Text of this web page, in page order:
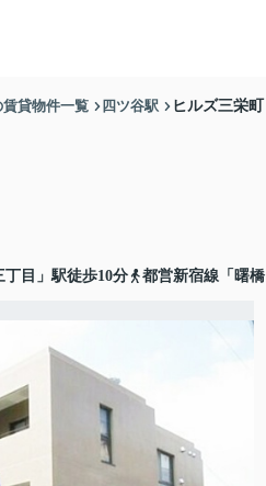
貸物件一覧 四ツ谷駅 ヒルズ三栄町
目」駅徒歩10分 都営新宿線「曙